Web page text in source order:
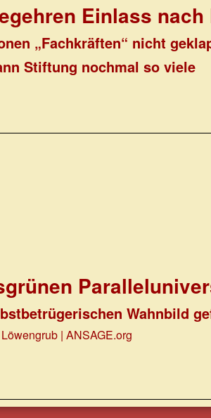
Einlass
„Fachkräften“ nicht
Stiftung nochmal so viele
Wahnbild
| ANSAGE.org